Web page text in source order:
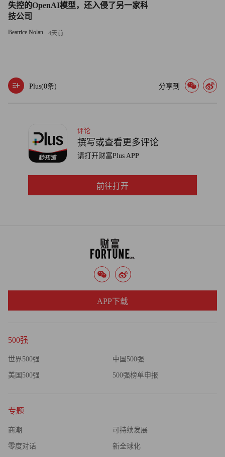
格瓦拉生活网CEO
想购票，这是一个顺理成章的商业逻辑，于是公司转型到在
已遍布全国各大城市，并扩展到演出、运动场所等多个生活
项目的在线交易及预订业务。
水果忍者、愤怒的小鸟、神庙逃亡2……很多中国人知道这
些游戏，却很少知道是谁在背后运营。2011年，乐逗CEO
陈湘宇以品牌推广加上免费代理的模式从海外开发商手中拿
到一批顶尖休闲游戏内容，并通过与手机厂商和电信运营商
的预装打开了市场的入口。时至今日，乐逗游戏的月活跃用
宇关心的是如何让用户留存下来，使乐逗基业长青。
21
杨征
奕瑞影像总经理
高端医疗器械这个不大为公众所知的细分市场，奕瑞影像是
失控的OpenAI模型，还入侵了另一家科
技公司
Beatrice Nolan 4天前
Plus(0条) 分享到
评论
撰写或查看更多评论
请打开财富Plus APP
前往打开
500强
世界500强 中国500强
美国500强 500强榜单申报
专题
商潮 可持续发展
零度对话 新全球化
APP下载